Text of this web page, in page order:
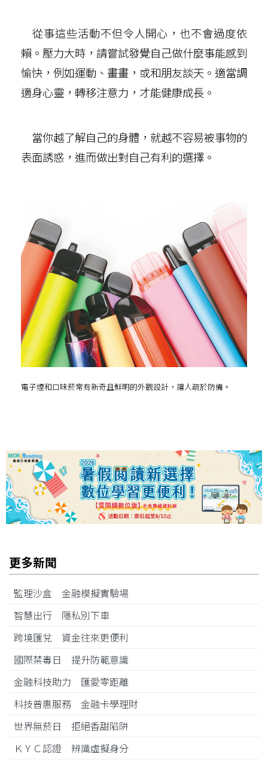
從事這些活動不但令人開心，也不會過度依
賴。壓力大時，請嘗試發覺自己做什麼事能感到
愉快，例如運動、畫畫，或和朋友談天。適當調
適身心靈，轉移注意力，才能健康成長。
當你越了解自己的身體，就越不容易被事物的
表面誘惑，進而做出對自己有利的選擇。
電子煙和口味菸常有新奇且鮮明的外觀設計，讓人疏於防備。
更多新聞
監理沙盒 金融模擬實驗場
智慧出行 隱私別下車
跨境匯兌 資金往來更便利
國際禁毒日 提升防範意識
金融科技助力 匯愛零距離
科技普惠服務 金融卡學理財
世界無菸日 拒絕香甜陷阱
ＫＹＣ認證 辨識虛擬身分